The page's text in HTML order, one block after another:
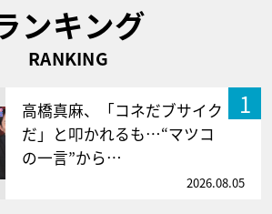
ンキング
RANKING
1
高橋真麻、「コネだブサイク
だ」と叩かれるも…“マツコ
の一言”から…
2026.08.05